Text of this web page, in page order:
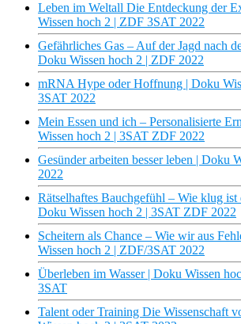
Leben im Weltall Die Entdeckung der
Wissen hoch 2 | ZDF 3SAT 2022
Gefährliches Gas – Auf der Jagd nach
Doku Wissen hoch 2 | ZDF 2022
mRNA Hype oder Hoffnung | Doku
3SAT 2022
Mein Essen und ich – Personalisierte
Wissen hoch 2 | 3SAT ZDF 2022
Gesünder arbeiten besser leben | Doku
2022
Rätselhaftes Bauchgefühl – Wie klug ist
Doku Wissen hoch 2 | 3SAT ZDF 2022
Scheitern als Chance – Wie wir aus
Wissen hoch 2 | ZDF/3SAT 2022
Überleben im Wasser | Doku Wissen
3SAT
Talent oder Training Die Wissenschaft